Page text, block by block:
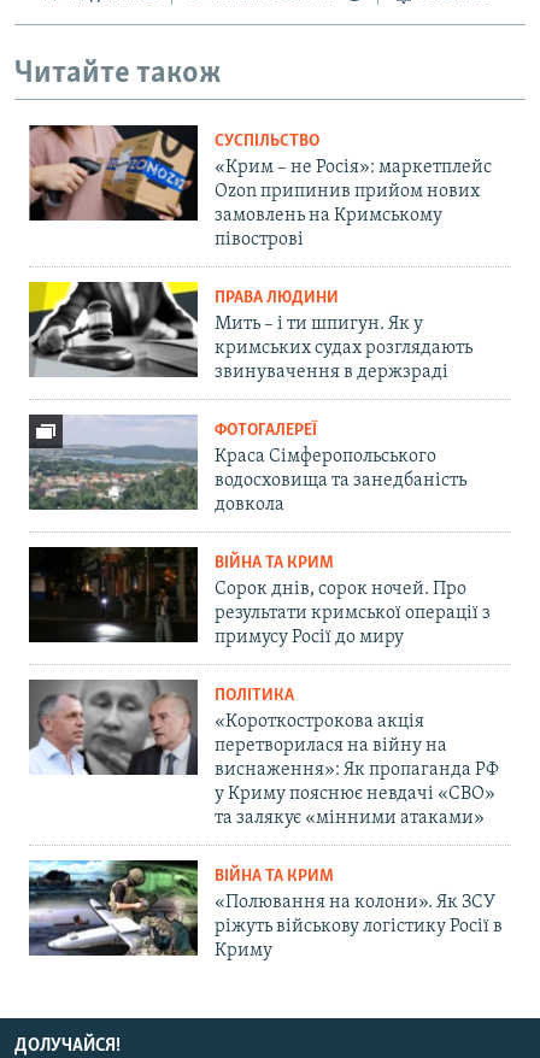
Читайте також
СУСПІЛЬСТВО
«Крим – не Росія»: маркетплейс
Ozon припинив прийом нових
замовлень на Кримському
півострові
ПРАВА ЛЮДИНИ
Мить – і ти шпигун. Як у
кримських судах розглядають
звинувачення в держзраді
ФОТОГАЛЕРЕЇ
Краса Сімферопольського
водосховища та занедбаність
довкола
ВІЙНА ТА КРИМ
Сорок днів, сорок ночей. Про
результати кримської операції з
примусу Росії до миру
ПОЛІТИКА
«Короткострокова акція
перетворилася на війну на
виснаження»: Як пропаганда РФ
у Криму пояснює невдачі «СВО»
та залякує «мінними атаками»
ВІЙНА ТА КРИМ
«Полювання на колони». Як ЗСУ
ріжуть військову логістику Росії в
Криму
ДОЛУЧАЙСЯ!